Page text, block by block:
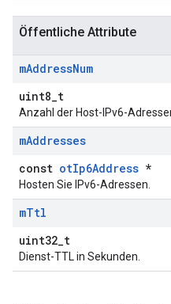
Öffentliche Attribute
mAddressNum
uint8_t
Anzahl der Host-IPv6-
mAddresses
const otIp6Address *
Hosten Sie IPv6-Adressen.
mTtl
uint32_t
Dienst-TTL in Sekunden.